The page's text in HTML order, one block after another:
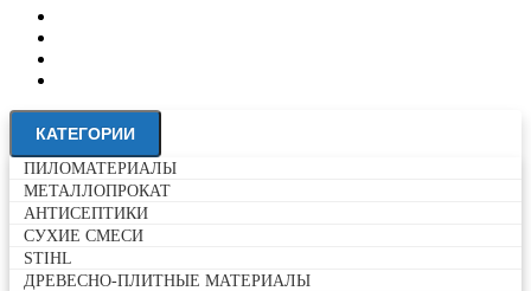
КАТЕГОРИИ
ПИЛОМАТЕРИАЛЫ
МЕТАЛЛОПРОКАТ
АНТИСЕПТИКИ
СУХИЕ СМЕСИ
STIHL
ДРЕВЕСНО-ПЛИТНЫЕ МАТЕРИАЛЫ